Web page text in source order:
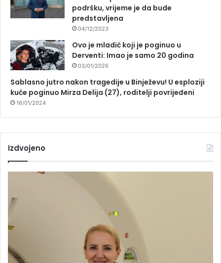
podršku, vrijeme je da bude
predstavljena
04/12/2023
Ovo je mladić koji je poginuo u
Derventi: Imao je samo 20 godina
03/01/2026
Sablasno jutro nakon tragedije u Binježevu! U esploziji
kuće poginuo Mirza Delija (27), roditelji povrijeđeni
16/01/2024
Izdvojeno